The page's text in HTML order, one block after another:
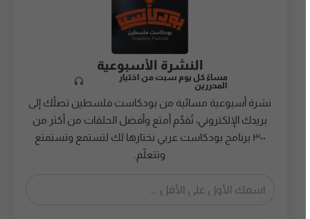
النشرة الأسبوعية
مساءً كل يوم سبت من اختيار
المحررين
نشرة أسبوعية مسائية من بودكاست فلسطين تصلُك إلى
بريدك الإلكتروني، تُقدِّم أمتع وأفضل الحلقات من أكثر من
٣٠٠ برنامج بودكاست عربي نختارها لك لتستمع وتستمتع
وتتعلّم.